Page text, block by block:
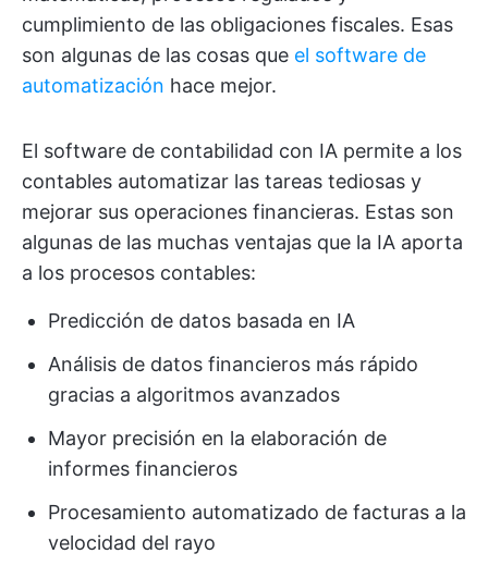
cumplimiento de las obligaciones fiscales. Esas
son algunas de las cosas que el software de
automatización hace mejor.
El software de contabilidad con IA permite a los
contables automatizar las tareas tediosas y
mejorar sus operaciones financieras. Estas son
algunas de las muchas ventajas que la IA aporta
a los procesos contables:
Predicción de datos basada en IA
Análisis de datos financieros más rápido
gracias a algoritmos avanzados
Mayor precisión en la elaboración de
informes financieros
Procesamiento automatizado de facturas a la
velocidad del rayo